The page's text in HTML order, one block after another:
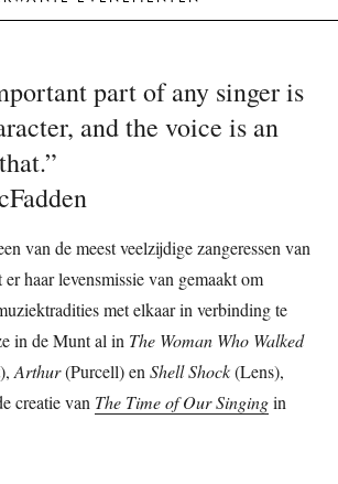
part of any singer is
and the voice is an
van de meest veelzijdige zangeressen van
haar levensmissie van gemaakt om
met elkaar in verbinding te
in de Munt al in The Woman Who Walked
Arthur(Purcell) en Shell Shock(Lens),
creatie van The Time of Our Singingin